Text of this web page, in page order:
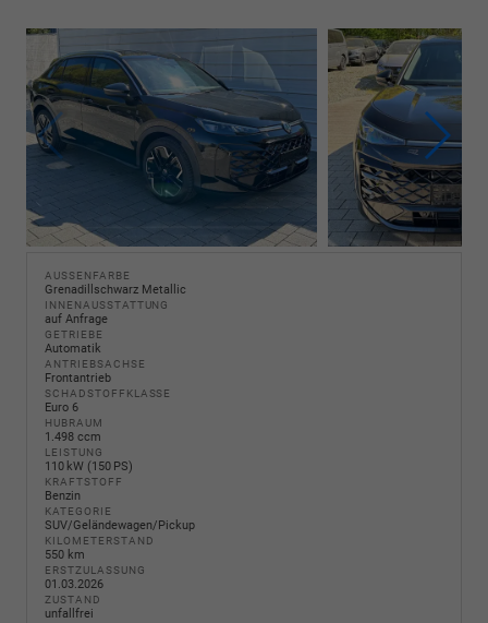
AUSSENFARBE
Grenadillschwarz Metallic
INNENAUSSTATTUNG
auf Anfrage
GETRIEBE
Automatik
ANTRIEBSACHSE
Frontantrieb
SCHADSTOFFKLASSE
Euro 6
HUBRAUM
1.498 ccm
LEISTUNG
110 kW (150 PS)
KRAFTSTOFF
Benzin
KATEGORIE
SUV/Geländewagen/Pickup
KILOMETERSTAND
550 km
ERSTZULASSUNG
01.03.2026
ZUSTAND
unfallfrei